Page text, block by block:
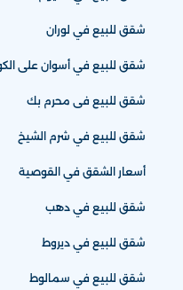
شقق للبيع في لوران
شقق للبيع في أسوان على
شقق للبيع فى محرم بك
شقق للبيع في شرم الشيخ
أسعار الشقق في القوصية
شقق للبيع في دهب
شقق للبيع في ديروط
شقق للبيع في سمالوط